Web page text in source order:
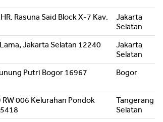
Rasuna Said Block X-7 Kav.
Jakarta
Selatan
Jakarta Selatan 12240
Jakarta
Selatan
Putri Bogor 16967 Bogor
006 Kelurahan Pondok
Tangerang
Selatan